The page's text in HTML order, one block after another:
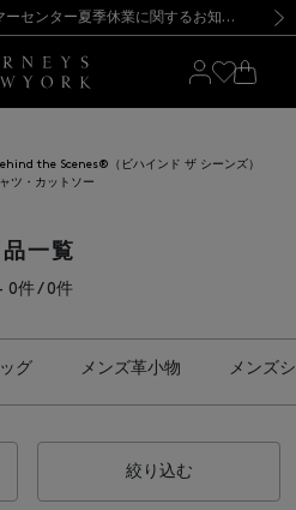
新規登録のお客様も対象！＜MY BARNEYS＞会員のお客様は11,000円（税込）以上のお買上げで常時送料無料！お買い物の際は会員登録を！
時停止のお知らせ】(2026.8.7) 【オンラインストア カスタマーセンター夏季休業に関するお知らせ】（2026.8.7）
【夏季休業に伴う返品・交換承り一時停止のお知らせ】（2026.8.5）
響によるお荷物のお届けについて
SALEのご案内・ご注意事項 新規登録のお客様も対象！＜MY BARNEYS＞会員のお客様は11,000円（税込）以上のお買上げで常時送料無料！お買い物の際は会員登録を！
時停止のお知らせ】(2026.8.7)
the Scenes®（ビハインド ザ シーンズ）
ツ・カットソー
一覧
0件 / 0件
グ メンズ革小物 メンズ
絞り込む